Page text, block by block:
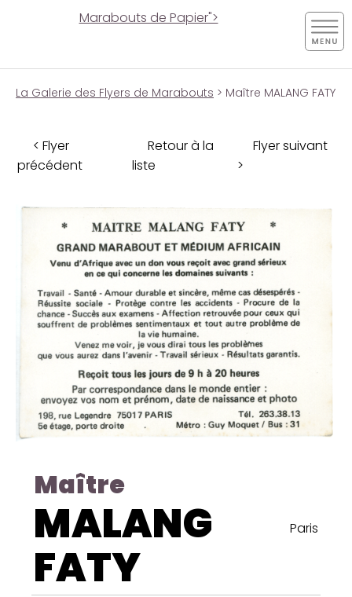
Marabouts de Papier">
La Galerie des Flyers de Marabouts > Maître MALANG FATY
< Flyer
précédent
Retour à la
liste
Flyer suivant
>
Maître
MALANG
FATY
Paris